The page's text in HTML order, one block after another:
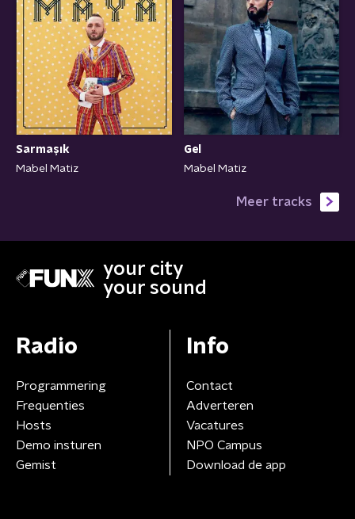
Sarmaşık
Mabel Matiz
Gel
Mabel Matiz
Meer tracks
your city
your sound
Radio
Programmering
Frequenties
Hosts
Demo insturen
Gemist
Info
Contact
Adverteren
Vacatures
NPO Campus
Download de app